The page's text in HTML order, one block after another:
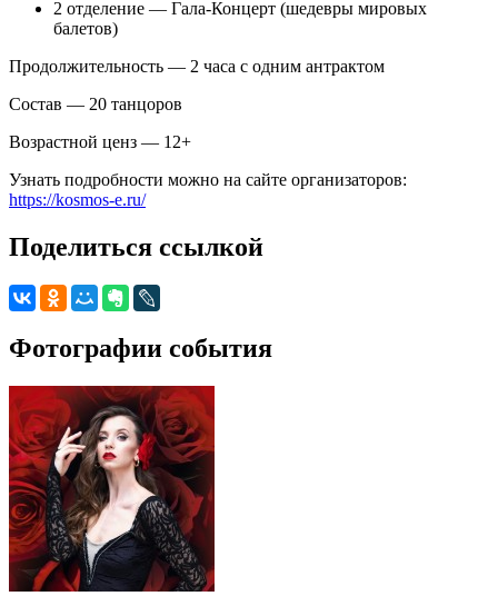
2 отделение — Гала-Концерт (шедевры мировых
балетов)
Продолжительность — 2 часа с одним антрактом
Состав — 20 танцоров
Возрастной ценз — 12+
Узнать подробности можно на сайте организаторов:
https://kosmos-e.ru/
Поделиться ссылкой
Фотографии события